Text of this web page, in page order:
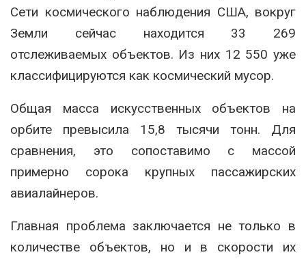
Сети космического наблюдения США, вокруг
Земли сейчас находится 33 269
отслеживаемых объектов. Из них 12 550 уже
классифицируются как космический мусор.
Общая масса искусственных объектов на
орбите превысила 15,8 тысячи тонн. Для
сравнения, это сопоставимо с массой
примерно сорока крупных пассажирских
авиалайнеров.
Главная проблема заключается не только в
количестве объектов, но и в скорости их